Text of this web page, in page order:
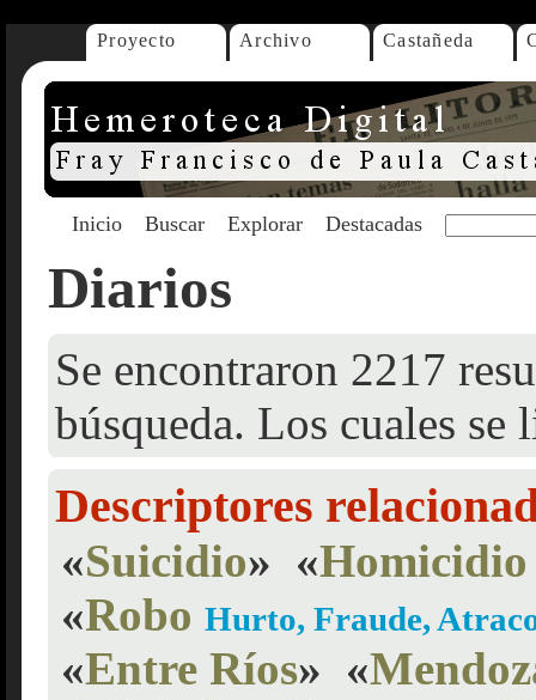
Proyecto Archivo Castañeda
Inicio Buscar Explorar Destacadas
Diarios
Se encontraron 2217
búsqueda. Los cuales se
Descriptores
«Suicidio» «Homicidio
«Robo Hurto, Fraude,
«Entre Ríos» «